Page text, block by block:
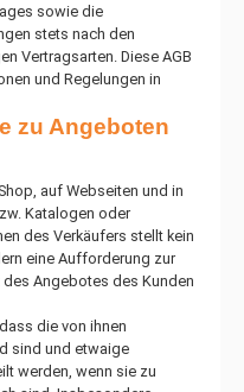
sowie die
stets nach den
Vertragsarten. Diese AGB
und Regelungen in
zu Angeboten
auf Webseiten und in
Katalogen oder
des Verkäufers stellt kein
eine Aufforderung zur
Angebotes des Kunden
die von ihnen
sind und etwaige
werden, wenn sie zu